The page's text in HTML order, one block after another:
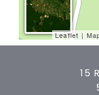
Leaflet |
15